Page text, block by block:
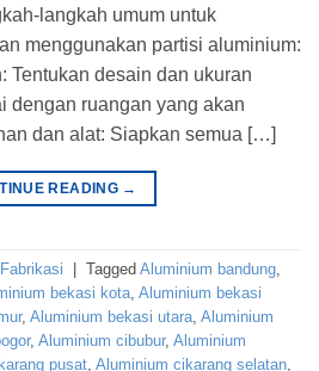
langkah umum untuk
menggunakan partisi aluminium:
Tentukan desain dan ukuran
dengan ruangan yang akan
dan alat: Siapkan semua […]
READING →
Tagged Aluminium bandung
bekasi kota Aluminium bekasi
, Aluminium bekasi utara Aluminium
, Aluminium cibubur, Aluminium
pusat Aluminium cikarang selatan